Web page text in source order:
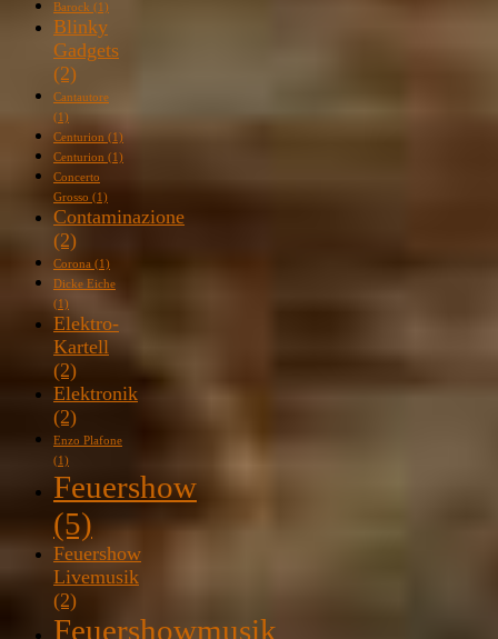
Barock (1)
Blinky
Gadgets
(2)
Cantautore
(1)
Centurion (1)
Centurion (1)
Concerto
Grosso (1)
Contaminazione
(2)
Corona (1)
Dicke Eiche
(1)
Elektro-
Kartell
(2)
Elektronik
(2)
Enzo Plafone
(1)
Feuershow
(5)
Feuershow
Livemusik
(2)
Feuershowmusik